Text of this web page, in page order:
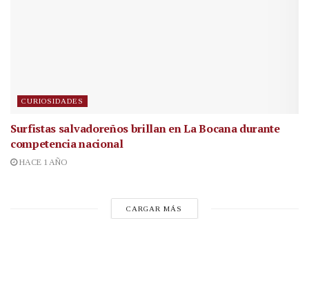
CURIOSIDADES
Surfistas salvadoreños brillan en La Bocana durante
competencia nacional
HACE 1 AÑO
CARGAR MÁS